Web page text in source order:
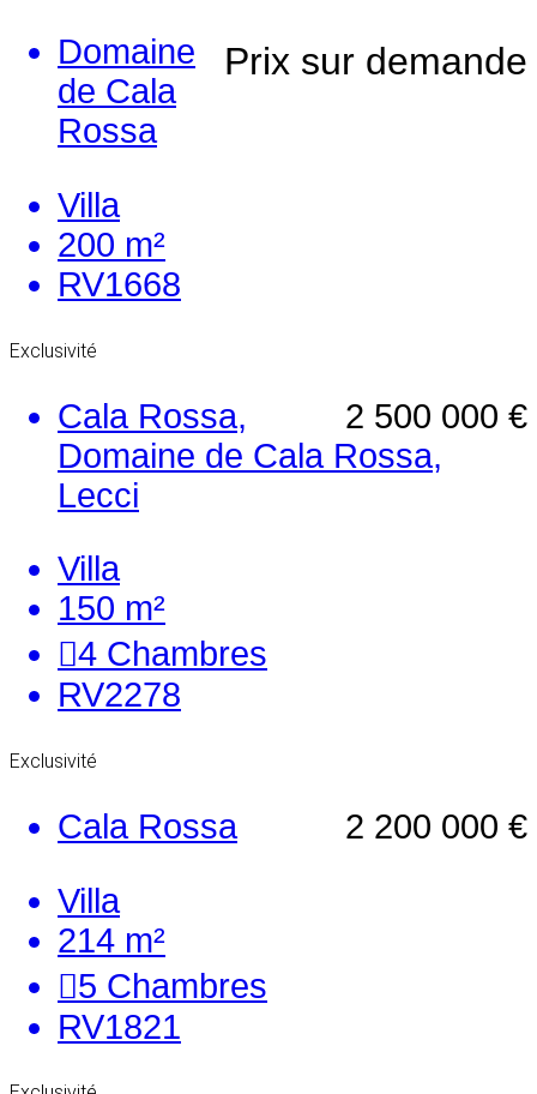
Prix sur demande
Domaine
de Cala
Rossa
Villa
200 m²
RV1668
Exclusivité
2 500 000 €
Cala Rossa,
Domaine de Cala Rossa,
Lecci
Villa
150 m²
4 Chambres
RV2278
Exclusivité
2 200 000 €
Cala Rossa
Villa
214 m²
5 Chambres
RV1821